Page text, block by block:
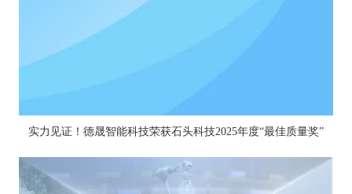
实力见证！德晟智能科技荣获石头科技2025年度“最佳质量奖”